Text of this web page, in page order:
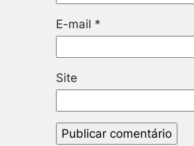
E-mail *
Site